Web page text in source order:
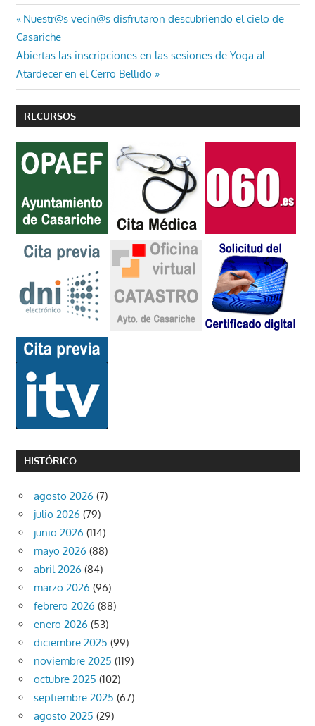
Navegación
de
entradas
Entrada
anterior:
Nuestr@s vecin@s disfrutaron descubriendo el cielo de
Casariche
Entrada
siguiente:
Abiertas las inscripciones en las sesiones de Yoga al
Atardecer en el Cerro Bellido
RECURSOS
HISTÓRICO
agosto 2026 (7)
julio 2026 (79)
junio 2026 (114)
mayo 2026 (88)
abril 2026 (84)
marzo 2026 (96)
febrero 2026 (88)
enero 2026 (53)
diciembre 2025 (99)
noviembre 2025 (119)
octubre 2025 (102)
septiembre 2025 (67)
agosto 2025 (29)